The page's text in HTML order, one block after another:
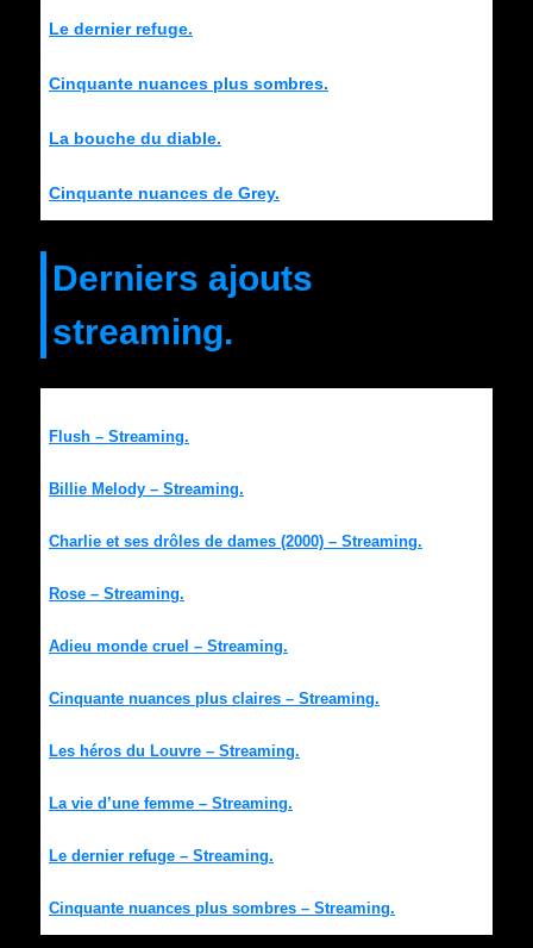
Le dernier refuge.
Cinquante nuances plus sombres.
La bouche du diable.
Cinquante nuances de Grey.
Derniers ajouts
streaming.
Flush – Streaming.
Billie Melody – Streaming.
Charlie et ses drôles de dames (2000) – Streaming.
Rose – Streaming.
Adieu monde cruel – Streaming.
Cinquante nuances plus claires – Streaming.
Les héros du Louvre – Streaming.
La vie d’une femme – Streaming.
Le dernier refuge – Streaming.
Cinquante nuances plus sombres – Streaming.